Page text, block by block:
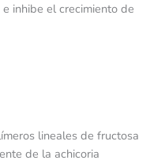
inhibe el crecimiento de
lineales de fructosa
de la achicoria